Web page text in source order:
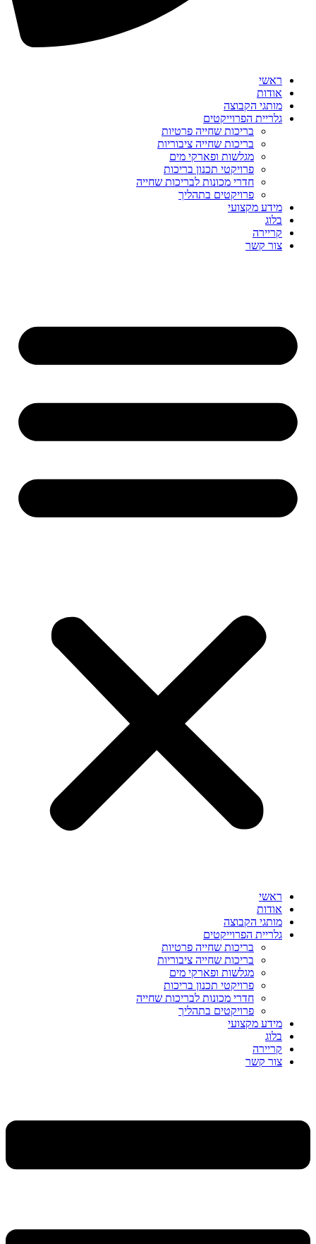
ראשי
אודות
מותגי הקבוצה
גלריית הפרוייקטים
בריכות שחייה פרטיות
בריכות שחייה ציבוריות
מגלשות ופארקי מים
פרויקטי תכנון בריכות
חדרי מכונות לבריכות שחייה
פרויקטים בתהליך
מידע מקצועי
בלוג
קריירה
צור קשר
ראשי
אודות
מותגי הקבוצה
גלריית הפרוייקטים
בריכות שחייה פרטיות
בריכות שחייה ציבוריות
מגלשות ופארקי מים
פרויקטי תכנון בריכות
חדרי מכונות לבריכות שחייה
פרויקטים בתהליך
מידע מקצועי
בלוג
קריירה
צור קשר